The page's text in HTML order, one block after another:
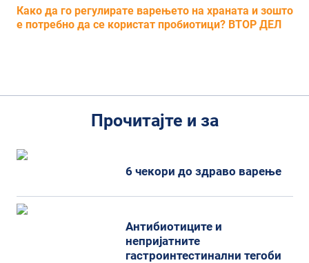
Како да го регулирате варењето на храната и зошто
е потребно да се користат пробиотици? ВТОР ДЕЛ
Прочитајте и за
6 чекори до здраво варење
Антибиотиците и
непријатните
гастроинтестинални тегоби